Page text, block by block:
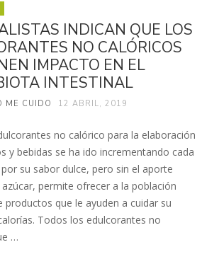
INDICAN QUE LOS
NO CALÓRICOS
IMPACTO EN EL
INTESTINAL
ME CUIDO 12 ABRIL, 2019
no calórico para la elaboración
y bebidas se ha ido incrementando cada
su sabor dulce, pero sin el aporte
permite ofrecer a la población
productos que le ayuden a cuidar su
Todos los edulcorantes no
…